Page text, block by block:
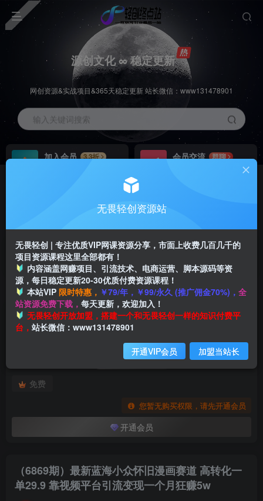
源创文化 ∞ 稳定更新
网创资源&实战项目&365天稳定更新 站长微信：www131478901
输入关键词搜索
加入会员
3.3折
会员交流
群聊
推广返佣高达70%
首页 创业课程 会员专属 正文
此内容为付费阅读，请付费后查看
会员专属资源
免费
您暂无购买权限，请先开通会员
开通会员
付费阅读
（6869期）最新蓝海小众怀旧漫画赛道 高转化一
单29.9 靠视频平台引流变现一个月狂赚5w
无畏轻创资源站
无畏轻创 | 专注优质VIP网课资源分享，市面上收费几百几千的
项目资源课程这里全部都有！
内容涵盖网赚项目、引流技术、电商运营、脚本源码等资
源，每日稳定更新20-30优质付费资源课程！
本站VIP 限时特惠， ￥79/年，￥99/永久 (推广佣金70%)， 全
站资源免费下载， 每天更新，欢迎加入！
无畏轻创开放加盟，搭建一个和无畏轻创一样的知识付费平
台， 站长微信：www131478901
开通VIP会员 加盟当站长